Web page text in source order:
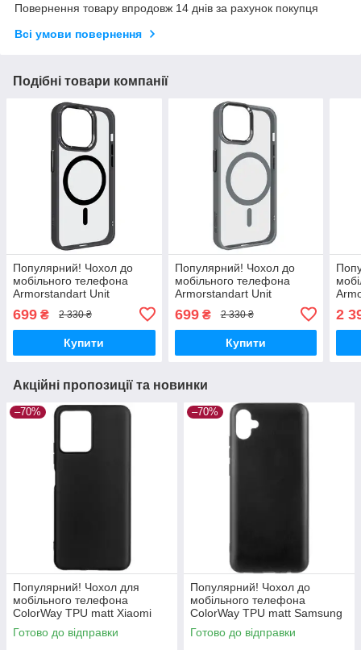
Повернення товару впродовж 14 днів за рахунок покупця
Всі умови повернення
Подібні товари компанії
Популярний! Чохол до
мобільного телефона
Armorstandart Unit
MagSafe Apple iPhone 15
Pro Black (ARM69353) -
Краща якість тільки на
699 ₴ 2 330 ₴
Купити
Популярний! Чохол до
мобільного телефона
Armorstandart Unit
MagSafe Apple iPhone 14
Grey (ARM75207) - Краща
якість тільки на
699₴ 2 330 ₴
Купити
2
Акційні пропозиції та новинки
–70%
Популярний! Чохол для
мобільного телефона
ColorWay TPU matt Xiaomi
Redmi Note 12 5G black (CW-
CTMXRN125-BK) —
Готово до відправки
–70%
Популярний! Чохол до
мобільного телефона
ColorWay TPU matt Samsung
Galaxy A04e black (CW-
CTMSGA042-BK) - Краща
Готово до відправки